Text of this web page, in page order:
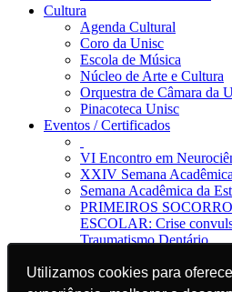
Utilizamos cookies para
Utilizamos cookies para
Cultura
Agenda Cultural
Coro da Unisc
Escola de Música
Núcleo de Arte e Cultura
Orquestra de Câmara da
Pinacoteca Unisc
Eventos / Certificados
VI Encontro em
XXIV Semana
Semana Acadêmica da
PRIMEIROS
ESCOLAR: Crise
Traumatismo Dentário
Jornal da Unisc